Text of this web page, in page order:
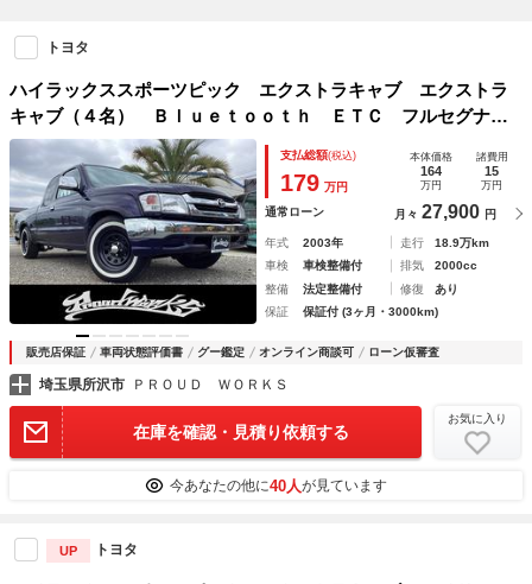
トヨタ
ハイラックススポーツピック エクストラキャブ エクストラ
キャブ（４名） Ｂｌｕｅｔｏｏｔｈ ＥＴＣ フルセグナ
ビ ホワイトレター サンルーフ パワーウィンドウ パワス
テ エアコン・クーラー ＡＢＳ 運転席エアバッグ
支払総額(税込)
179 万円
本体価格
164
万円
諸費用
15
万円
通常ローン 月々 27,900 円
年式 2003年 走行
18.9万km
車検
車検整備付 排気
2000cc
整備
法定整備付 修復
あり
保証
保証付 (3ヶ月・3000km)
販売店保証 車両状態評価書 グー鑑定 オンライン商談可 ローン仮審査
埼玉県所沢市 ＰＲＯＵＤ ＷＯＲＫＳ
在庫を確認・見積り依頼する
お気に入り
今あなたの他に40人が見ています
UP トヨタ